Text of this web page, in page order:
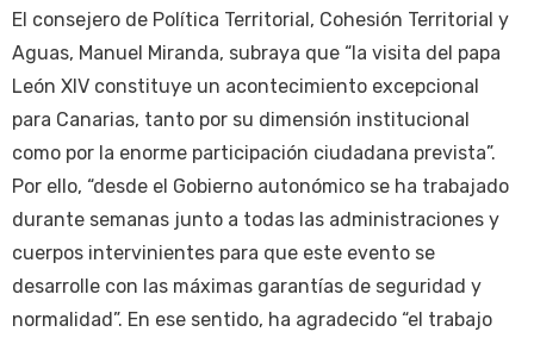
El consejero de Política Territorial, Cohesión Territorial y
Aguas, Manuel Miranda, subraya que “la visita del papa
León XIV constituye un acontecimiento excepcional
para Canarias, tanto por su dimensión institucional
como por la enorme participación ciudadana prevista”.
Por ello, “desde el Gobierno autonómico se ha trabajado
durante semanas junto a todas las administraciones y
cuerpos intervinientes para que este evento se
desarrolle con las máximas garantías de seguridad y
normalidad”. En ese sentido, ha agradecido “el trabajo